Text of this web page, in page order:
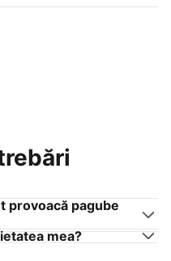
provoacă pagube
mea?